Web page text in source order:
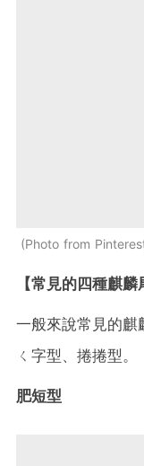
Photo from
【常見的四種麒麟
一般來說常見的麒
ㄑ字型、捲捲型。
肥短型